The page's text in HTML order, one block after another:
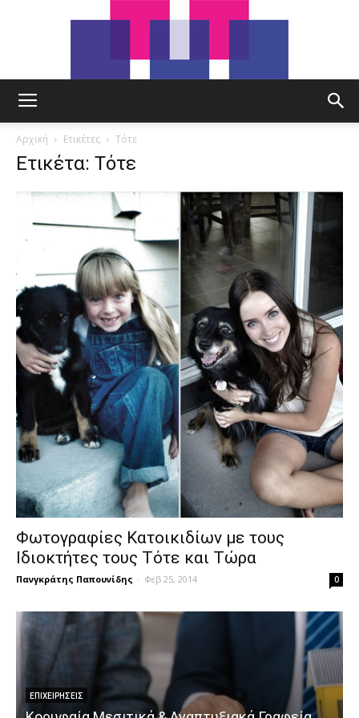
Αρχική Ετικέτες Τότε
Ετικέτα: Τότε
Φωτογραφίες Κατοικιδίων με τους
Ιδιοκτήτες τους Τότε και Τώρα
Πανγκράτης Παπουνίδης - Φεβ 25, 2014 0
ΕΠΙΧΕΙΡΉΣΕΙΣ